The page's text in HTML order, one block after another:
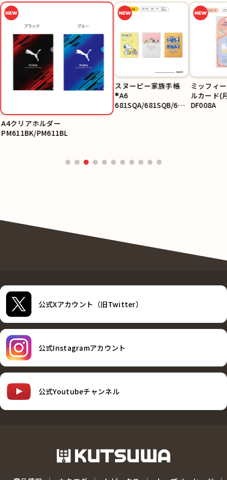
A4クリアホルダー
ミッフィ
ルカード(
DF008A
公式Xアカウント（旧Twitter）
公式Instagramアカウント
公式Youtubeチャンネル